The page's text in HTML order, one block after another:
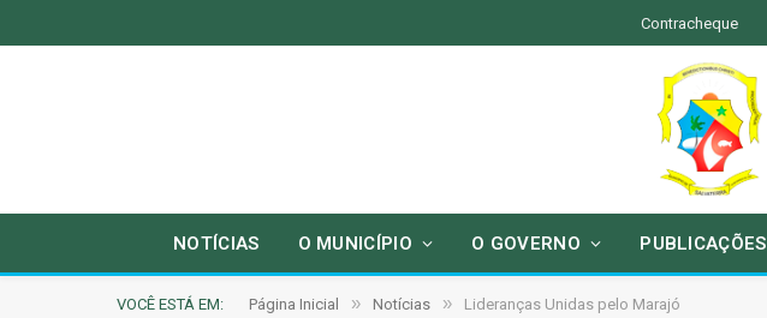
Contracheque
NOTÍCIAS O MUNICÍPIO O GOVERNO PUBLICAÇÕES
VOCÊ ESTÁ EM: Página Inicial » Notícias » Lideranças Unidas pelo Marajó